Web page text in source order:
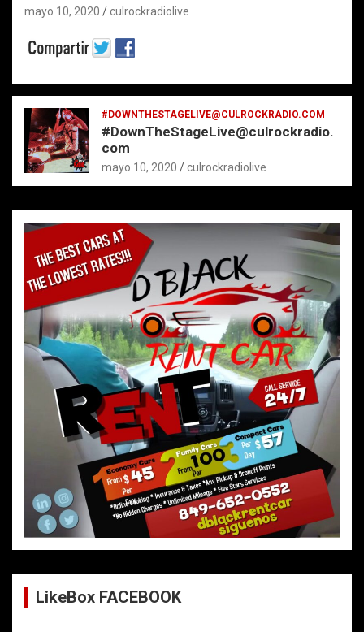
mayo 10, 2020 culrockradiolive
#DOWNTHESTAGELIVE@CULROCKRADIO.COM
#DownTheStageLive@culrockradio.
com
mayo 10, 2020 culrockradiolive
LikeBox FACEBOOK